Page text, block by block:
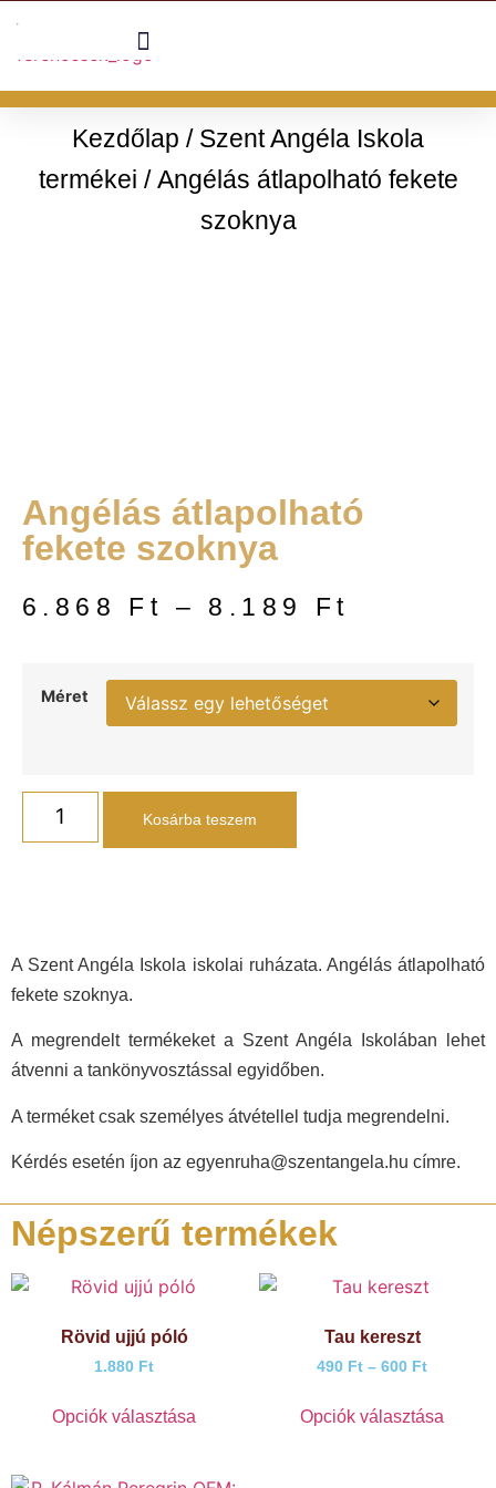
Kezdőlap / Szent Angéla Iskola
termékei / Angélás átlapolható fekete
szoknya
Angélás átlapolható
fekete szoknya
6.868 Ft – 8.189 Ft
Méret
Kosárba teszem
A Szent Angéla Iskola iskolai ruházata. Angélás átlapolható
fekete szoknya.
A megrendelt termékeket a Szent Angéla Iskolában lehet
átvenni a tankönyvosztással egyidőben.
A terméket csak személyes átvétellel tudja megrendelni.
Kérdés esetén íjon az egyenruha@szentangela.hu címre.
Népszerű termékek
Rövid ujjú póló
1.880 Ft
Opciók választása
Tau kereszt
490 Ft – 600 Ft
Opciók választása